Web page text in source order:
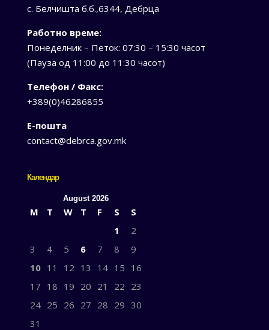
с. Белчишта б.б.,6344, Дебрца
Работно време:
Понеделник – Петок: 07:30 – 15:30 часот
(Пауза од 11:00 до 11:30 часот)
Телефон / Факс:
+389(0)46286855
Е-пошта
contact@debrca.gov.mk
Календар
August 2026
M T W T F S
S
1
2
3
4 5 6 7 8
9
10 11 12 13 14 15 16
17 18 19 20 21 22 23
24 25 26 27 28 29 30
31